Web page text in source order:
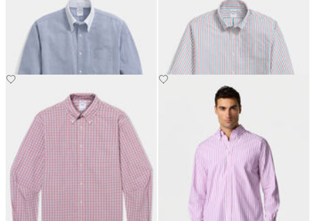
Chemise Friday Oxford Lavée
Coupe Régulière avec Col Button
Down
CHF 145
Chemise Friday à Rayures avec Col
Button Down
CHF 145